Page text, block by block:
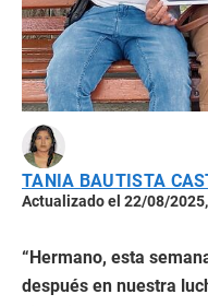
TANIA BAUTISTA
Actualizado el 22/08/
“Hermano, esta
después en nuestra